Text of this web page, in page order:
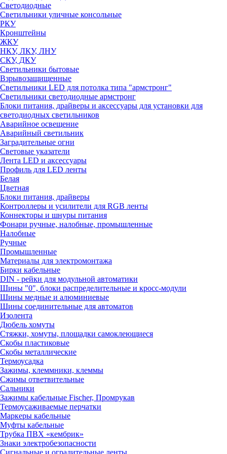
Светодиодные
Светильники уличные консольные
РКУ
Кронштейны
ЖКУ
НКУ, ЛКУ, ЛНУ
СКУ, ДКУ
Светильники бытовые
Взрывозащищенные
Светильники LED для потолка типа "армстронг"
Светильники светодиодные армстронг
Блоки питания, драйверы и аксессуары для установки для
светодиодных светильников
Аварийное освещение
Аварийный светильник
Заградительные огни
Световые указатели
Лента LED и аксессуары
Профиль для LED ленты
Белая
Цветная
Блоки питания, драйверы
Контроллеры и усилители для RGB ленты
Коннекторы и шнуры питания
Фонари ручные, налобные, промышленные
Налобные
Ручные
Промышленные
Материалы для электромонтажа
Бирки кабельные
DIN - рейки для модульной автоматики
Шины "0", блоки распределительные и кросс-модули
Шины медные и алюминиевые
Шины соединительные для автоматов
Изолента
Дюбель хомуты
Стяжки, хомуты, площадки самоклеющиеся
Скобы пластиковые
Скобы металлические
Термоусадка
Зажимы, клеммники, клеммы
Сжимы ответвительные
Сальники
Зажимы кабельные Fischer, Промрукав
Термоусаживаемые перчатки
Маркеры кабельные
Муфты кабельные
Трубка ПВХ «кембрик»
Знаки электробезопасности
Сигнальные и оградительные ленты